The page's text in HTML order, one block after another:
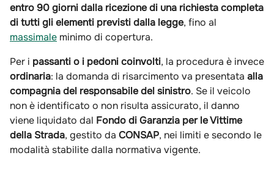
entro 90 giorni dalla ricezione di una richiesta completa
di tutti gli elementi previsti dalla legge, fino al
massimale minimo di copertura.
Per i passanti o i pedoni coinvolti, la procedura è invece
ordinaria: la domanda di risarcimento va presentata alla
compagnia del responsabile del sinistro. Se il veicolo
non è identificato o non risulta assicurato, il danno
viene liquidato dal Fondo di Garanzia per le Vittime
della Strada, gestito da CONSAP, nei limiti e secondo le
modalità stabilite dalla normativa vigente.